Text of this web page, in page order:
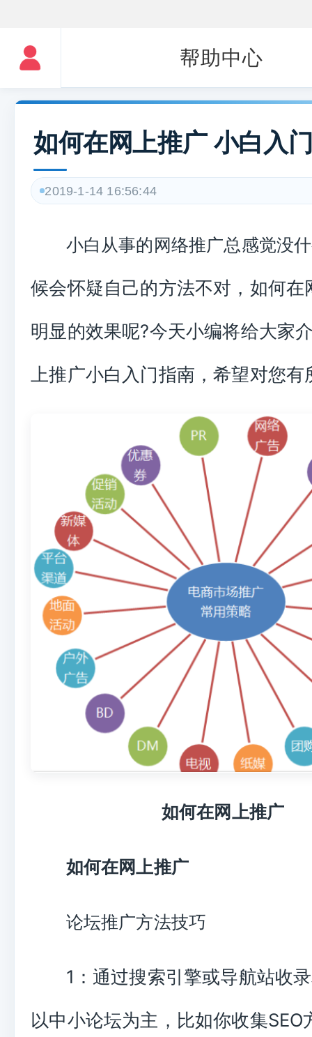
帮助中心
如何在网上推广 小白入
2019-1-14 16:56:44
小白从事的网络推广总感觉没
候会怀疑自己的方法不对，如何在
明显的效果呢?今天小编将给大家
上推广小白入门指南，希望对您有
如何在网上推广
如何在网上推广
论坛推广方法技巧
1：通过搜索引擎或导航站收
以中小论坛为主，比如你收集SEO